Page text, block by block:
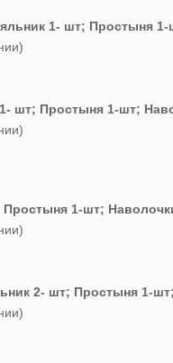
1- шт; Простыня
шт; Простыня 1-шт;
1-шт;
2- шт; Простыня 1-